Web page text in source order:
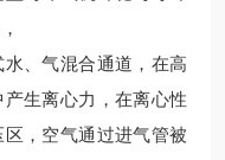
、气混合通道，在高
生离心力，在离心性
，空气通过进气管被